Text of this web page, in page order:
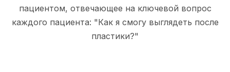
пациентом, отвечающее на ключевой вопрос
каждого пациента: "Как я смогу выглядеть после
пластики?"